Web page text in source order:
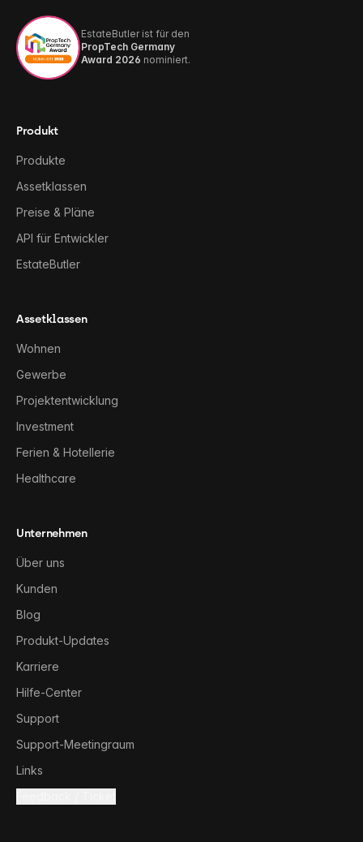
EstateButler ist für den
PropTech Germany
Award 2026 nominiert.
Produkt
Produkte
Assetklassen
Preise & Pläne
API für Entwickler
EstateButler
Assetklassen
Wohnen
Gewerbe
Projektentwicklung
Investment
Ferien & Hotellerie
Healthcare
Unternehmen
Über uns
Kunden
Blog
Produkt-Updates
Karriere
Hilfe-Center
Support
Support-Meetingraum
Links